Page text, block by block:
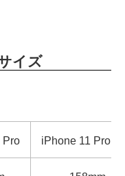
イズ
Pro iPhone 11 Pro